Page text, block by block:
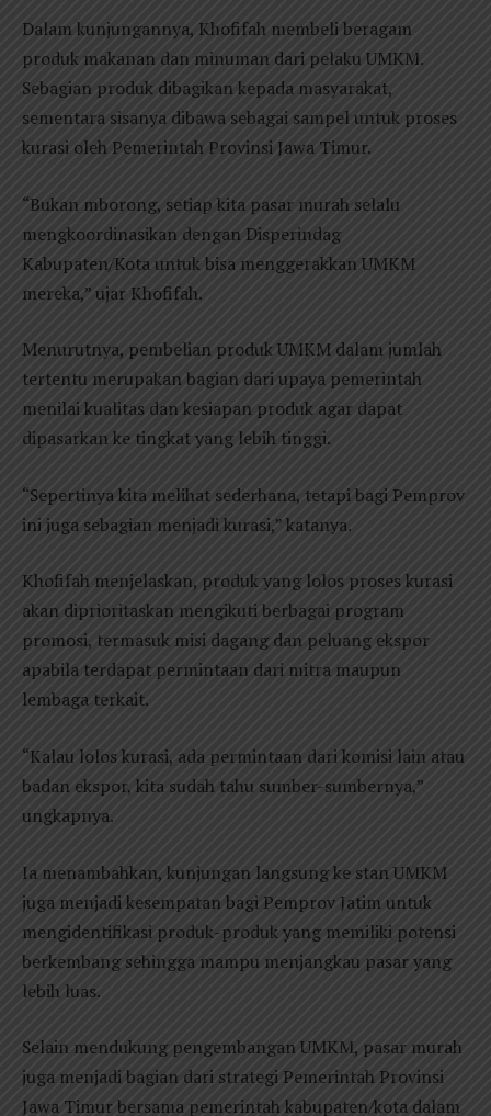
Dalam kunjungannya, Khofifah membeli beragam
produk makanan dan minuman dari pelaku UMKM.
Sebagian produk dibagikan kepada masyarakat,
sementara sisanya dibawa sebagai sampel untuk proses
kurasi oleh Pemerintah Provinsi Jawa Timur.
“Bukan mborong, setiap kita pasar murah selalu
mengkoordinasikan dengan Disperindag
Kabupaten/Kota untuk bisa menggerakkan UMKM
mereka,” ujar Khofifah.
Menurutnya, pembelian produk UMKM dalam jumlah
tertentu merupakan bagian dari upaya pemerintah
menilai kualitas dan kesiapan produk agar dapat
dipasarkan ke tingkat yang lebih tinggi.
“Sepertinya kita melihat sederhana, tetapi bagi Pemprov
ini juga sebagian menjadi kurasi,” katanya.
Khofifah menjelaskan, produk yang lolos proses kurasi
akan diprioritaskan mengikuti berbagai program
promosi, termasuk misi dagang dan peluang ekspor
apabila terdapat permintaan dari mitra maupun
lembaga terkait.
“Kalau lolos kurasi, ada permintaan dari komisi lain atau
badan ekspor, kita sudah tahu sumber-sumbernya,”
ungkapnya.
Ia menambahkan, kunjungan langsung ke stan UMKM
juga menjadi kesempatan bagi Pemprov Jatim untuk
mengidentifikasi produk-produk yang memiliki potensi
berkembang sehingga mampu menjangkau pasar yang
lebih luas.
Selain mendukung pengembangan UMKM, pasar murah
juga menjadi bagian dari strategi Pemerintah Provinsi
Jawa Timur bersama pemerintah kabupaten/kota dalam